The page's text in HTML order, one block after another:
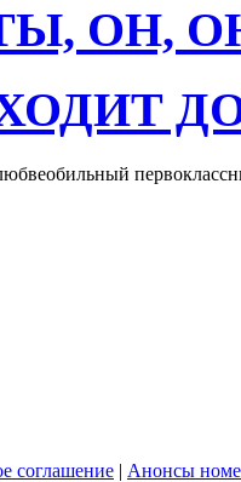
ОН,
соглашение | Анонсы